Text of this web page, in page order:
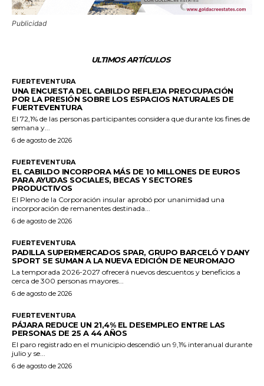
Publicidad
ULTIMOS ARTÍCULOS
FUERTEVENTURA
UNA ENCUESTA DEL CABILDO REFLEJA PREOCUPACIÓN
POR LA PRESIÓN SOBRE LOS ESPACIOS NATURALES DE
FUERTEVENTURA
El 72,1% de las personas participantes considera que durante los fines de
semana y...
6 de agosto de 2026
FUERTEVENTURA
EL CABILDO INCORPORA MÁS DE 10 MILLONES DE EUROS
PARA AYUDAS SOCIALES, BECAS Y SECTORES
PRODUCTIVOS
El Pleno de la Corporación insular aprobó por unanimidad una
incorporación de remanentes destinada...
6 de agosto de 2026
FUERTEVENTURA
PADILLA SUPERMERCADOS SPAR, GRUPO BARCELÓ Y DANY
SPORT SE SUMAN A LA NUEVA EDICIÓN DE NEUROMAJO
La temporada 2026-2027 ofrecerá nuevos descuentos y beneficios a
cerca de 300 personas mayores...
6 de agosto de 2026
FUERTEVENTURA
PÁJARA REDUCE UN 21,4% EL DESEMPLEO ENTRE LAS
PERSONAS DE 25 A 44 AÑOS
El paro registrado en el municipio descendió un 9,1% interanual durante
julio y se...
6 de agosto de 2026